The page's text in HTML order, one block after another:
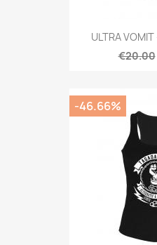
ULTRA
€20.00
-46.66%